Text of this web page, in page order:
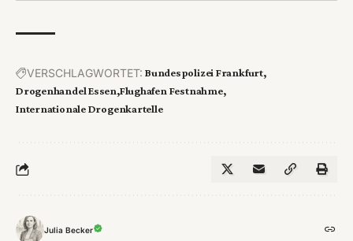
VERSCHLAGWORTET: Bundespolizei Frankfurt
Drogenhandel Essen Flughafen Festnahme
Internationale Drogenkartelle
Julia Becker